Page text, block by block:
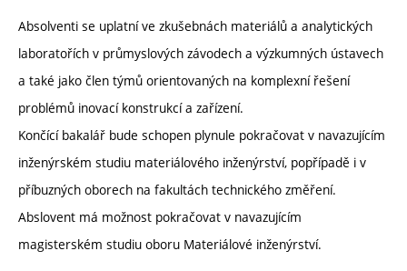
Absolventi se uplatní ve zkušebnách materiálů a analytických
laboratořích v průmyslových závodech a výzkumných ústavech
a také jako člen týmů orientovaných na komplexní řešení
problémů inovací konstrukcí a zařízení.
Končící bakalář bude schopen plynule pokračovat v navazujícím
inženýrském studiu materiálového inženýrství, popřípadě i v
příbuzných oborech na fakultách technického změření.
Abslovent má možnost pokračovat v navazujícím
magisterském studiu oboru Materiálové inženýrství.